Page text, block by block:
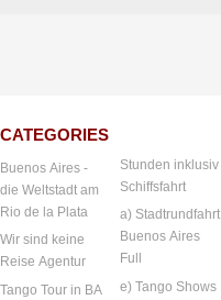
CATEGORIES
Buenos Aires -
die Weltstadt am
Rio de la Plata
Wir sind keine
Reise Agentur
Tango Tour in BA
Stunden inklusiv
Schiffsfahrt
a) Stadtrundfahrt
Buenos Aires
Full
e) Tango Shows